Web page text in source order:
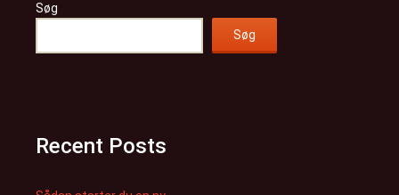
Søg
Søg
Recent Posts